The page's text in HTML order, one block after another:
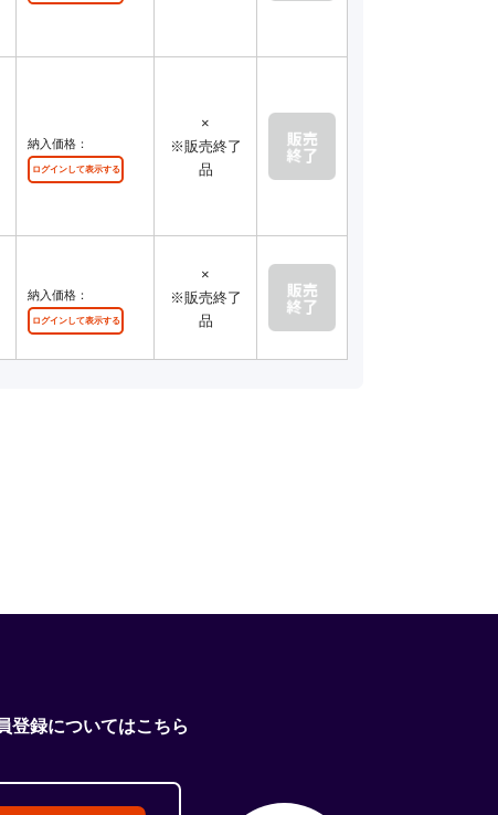
納入価格：
ログインして表示する
×
※販売終了
品
納入価格：
ログインして表示する
×
※販売終了
品
登録についてはこちら